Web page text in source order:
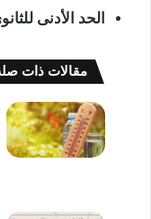
الحد الأدنى
مقالات ذات